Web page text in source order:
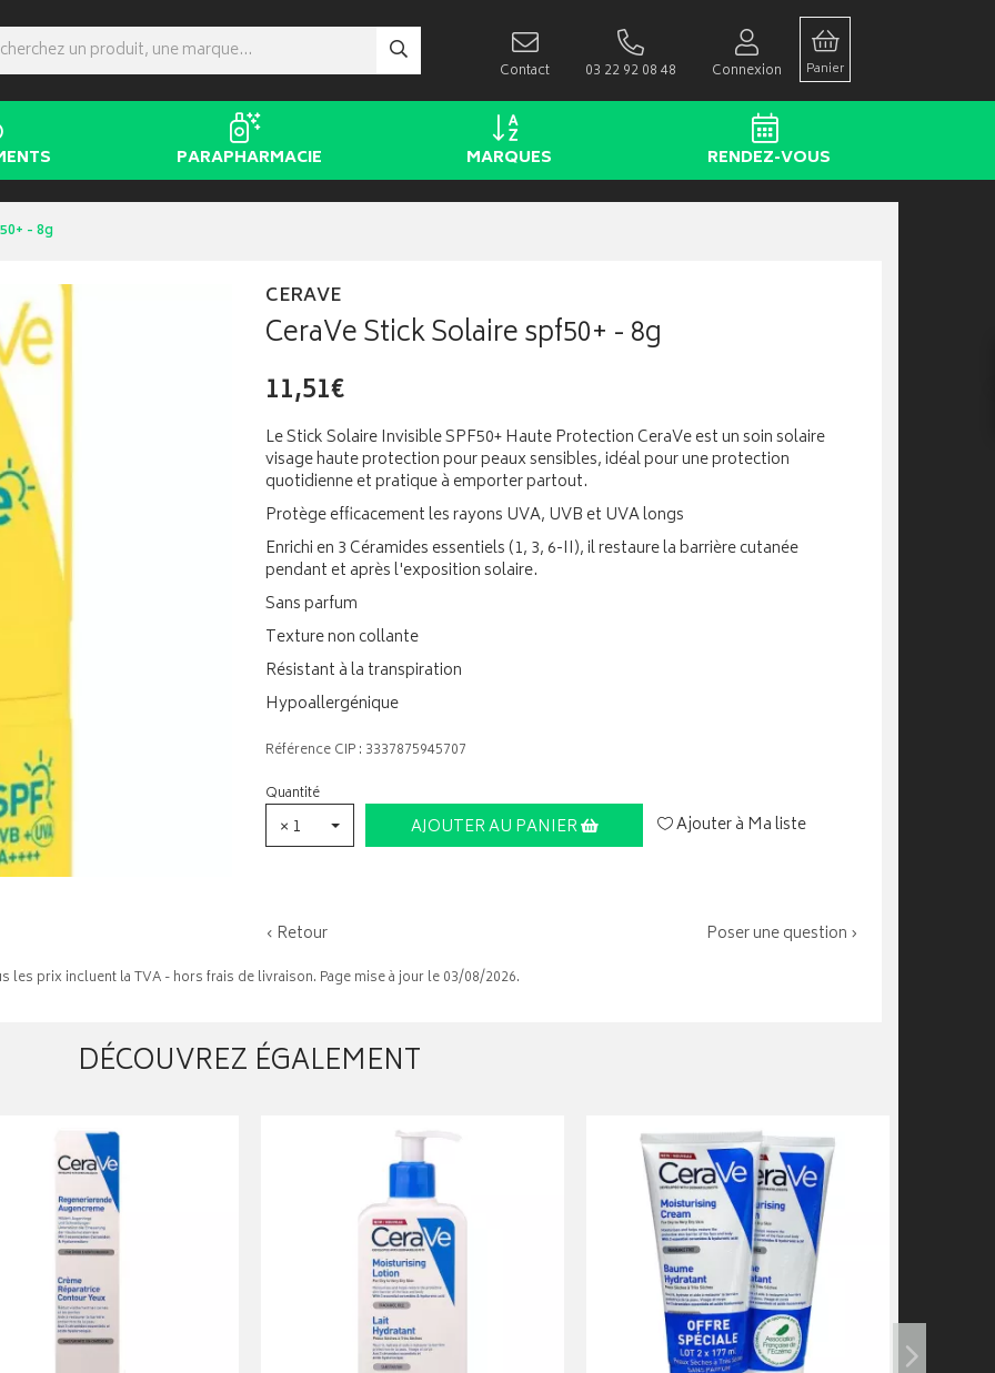
Contact 03 22 92 08 48 Connexion Panier
PARAPHARMACIE MARQUES RENDEZ-VOUS
- 8g
CERAVE
CeraVe Stick Solaire spf50+ - 8g
11,51€
Le Stick Solaire Invisible SPF50+ Haute Protection CeraVe est un soin solaire
visage haute protection pour peaux sensibles, idéal pour une protection
quotidienne et pratique à emporter partout.
Protège efficacement les rayons UVA, UVB et UVA longs
Enrichi en 3 Céramides essentiels (1, 3, 6-II), il restaure la barrière cutanée
pendant et après l'exposition solaire.
Sans parfum
Texture non collante
Résistant à la transpiration
Hypoallergénique
Référence CIP : 3337875945707
Quantité
× 1 AJOUTER AU PANIER Ajouter à Ma liste
‹ Retour Poser une question ›
les prix incluent la TVA - hors frais de livraison. Page mise à jour le 03/08/2026.
DÉCOUVREZ ÉGALEMENT